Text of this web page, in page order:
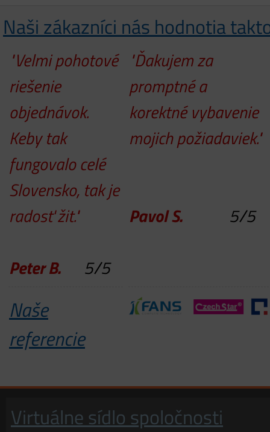
Naši zákazníci nás hodnotia
"Velmi pohotové
riešenie
objednávok.
Keby tak
fungovalo celé
Slovensko, tak je
radosť žit."
5/5
Peter B.
"Ďakujem za
promptné a
korektné vybavenie
mojich požiadaviek."
5/5
Pavol S.
Naše
referencie
Virtuálne sídlo spoločnosti